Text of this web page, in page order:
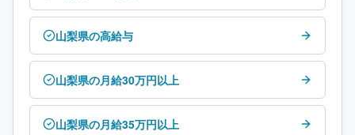
山梨県の高給与
山梨県の月給30万円以上
山梨県の月給35万円以上